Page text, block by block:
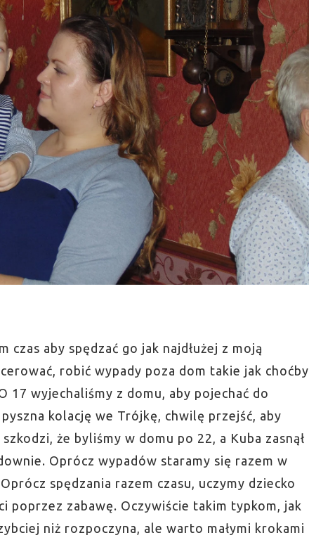
czas aby spędzać go jak najdłużej z moją
robić wypady poza dom takie jak choćby
17 wyjechaliśmy z domu, aby pojechać do
pyszna kolację we Trójkę, chwilę przejść, aby
że byliśmy w domu po 22, a Kuba zasnął
Oprócz wypadów staramy się razem w
spędzania razem czasu, uczymy dziecko
poprzez zabawę. Oczywiście takim typkom, jak
niż rozpoczyna, ale warto małymi krokami